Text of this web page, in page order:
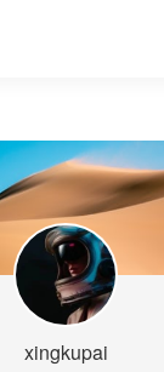
xingkupai